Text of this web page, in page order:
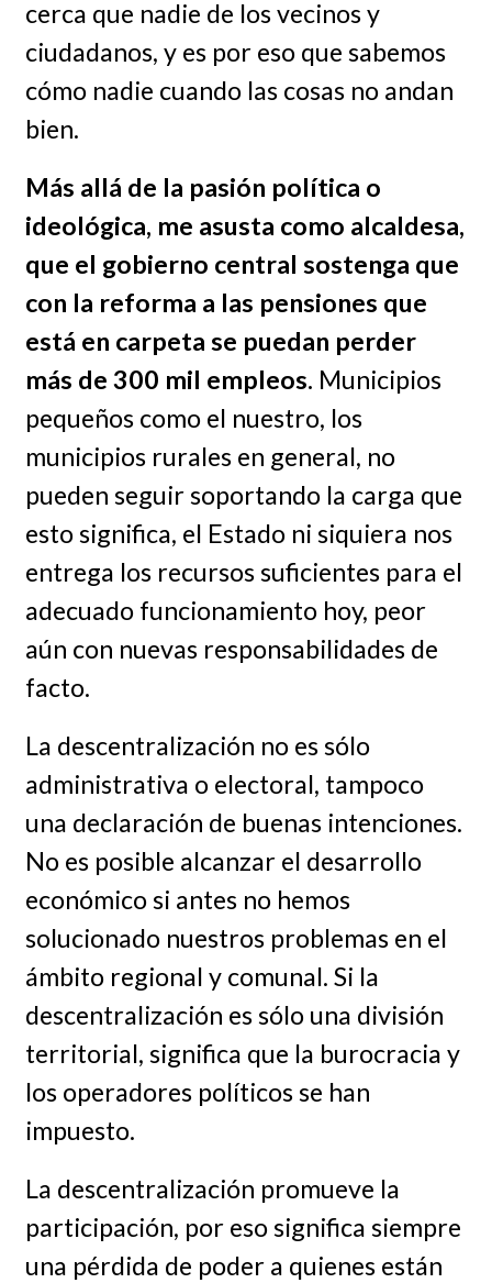
cerca que nadie de los vecinos y
ciudadanos, y es por eso que sabemos
cómo nadie cuando las cosas no andan
bien.
Más allá de la pasión política o
ideológica, me asusta como alcaldesa,
que el gobierno central sostenga que
con la reforma a las pensiones que
está en carpeta se puedan perder
más de 300 mil empleos. Municipios
pequeños como el nuestro, los
municipios rurales en general, no
pueden seguir soportando la carga que
esto significa, el Estado ni siquiera nos
entrega los recursos suficientes para el
adecuado funcionamiento hoy, peor
aún con nuevas responsabilidades de
facto.
La descentralización no es sólo
administrativa o electoral, tampoco
una declaración de buenas intenciones.
No es posible alcanzar el desarrollo
económico si antes no hemos
solucionado nuestros problemas en el
ámbito regional y comunal. Si la
descentralización es sólo una división
territorial, significa que la burocracia y
los operadores políticos se han
impuesto.
La descentralización promueve la
participación, por eso significa siempre
una pérdida de poder a quienes están